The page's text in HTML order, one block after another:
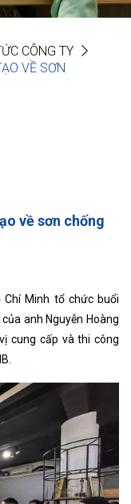
CÔNG TY
VỀ SƠN
về sơn chống
Minh tổ chức buổi
anh Nguyễn Hoàng
cung cấp và thi công